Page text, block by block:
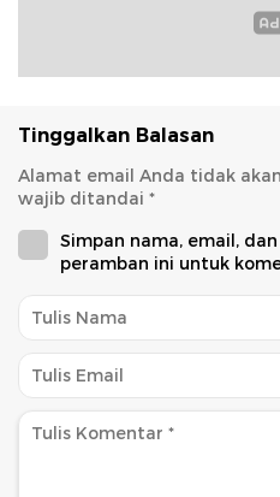
Tinggalkan Balasan
Alamat email Anda tidak
wajib ditandai *
Simpan nama, email,
peramban ini untuk